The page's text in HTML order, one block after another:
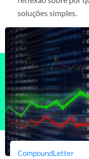
soluções simples.
CompoundLetter